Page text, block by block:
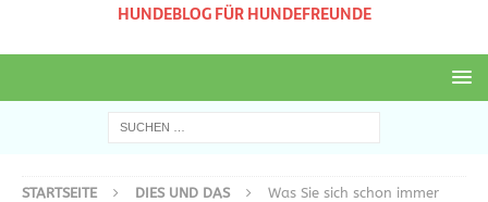
HUNDEBLOG FÜR HUNDEFREUNDE
STARTSEITE DIES UND DAS
Was Sie sich schon immer